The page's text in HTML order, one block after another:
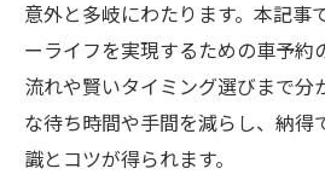
意外と多岐にわたります。本記事
ーライフを実現するための車予約
流れや賢いタイミング選びまで分
な待ち時間や手間を減らし、納得
識とコツが得られます。